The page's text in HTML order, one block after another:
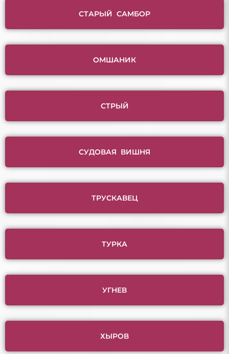
СТАРЫЙ САМБОР
ОМШАНИК
СТРЫЙ
СУДОВАЯ ВИШНЯ
ТРУСКАВЕЦ
ТУРКА
УГНЕВ
ХЫРОВ